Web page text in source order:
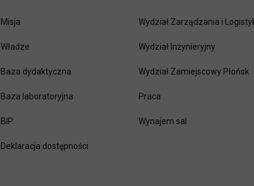
Misja
Władze
Baza dydaktyczna
Baza laboratoryjna
BIP
Deklaracja dostępności
Wydział Zarządzania i
Wydział Inżynieryjny
Wydział Zamiejscowy Płońsk
Pracalink otwiera się w nowej
Wynajem sal